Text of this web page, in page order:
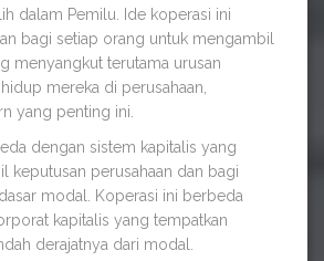
dalam Pemilu. Ide koperasi ini
bagi setiap orang untuk mengambil
menyangkut terutama urusan
mereka di perusahaan,
yang penting ini.
dengan sistem kapitalis yang
keputusan perusahaan dan bagi
modal. Koperasi ini berbeda
kapitalis yang tempatkan
derajatnya dari modal.